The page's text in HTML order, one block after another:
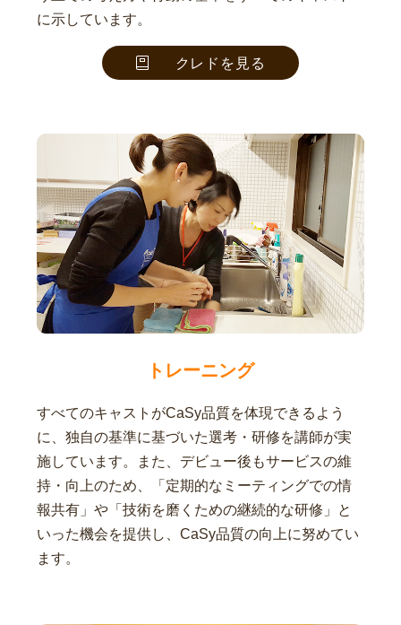
に示しています。
クレドを見る
トレーニング
すべてのキャストがCaSy品質を体現できるよう
に、独自の基準に基づいた選考・研修を講師が実
施しています。また、デビュー後もサービスの維
持・向上のため、「定期的なミーティングでの情
報共有」や「技術を磨くための継続的な研修」と
いった機会を提供し、CaSy品質の向上に努めてい
ます。